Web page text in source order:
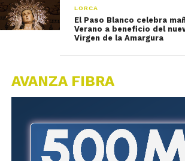
LORCA
El Paso Blanco celebra
Verano a beneficio del
Virgen de la Amargura
AVANZA FIBRA